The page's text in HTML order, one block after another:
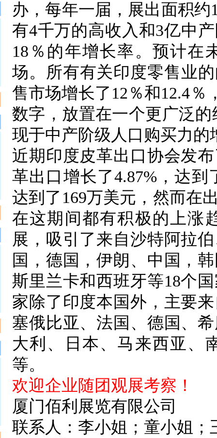
办，每年一届，展出面积
有4千万的高收入和3亿中
18％的年增长率。预计在
场。所有有关印度零售业
售市场增长了12％和12.4％
数字，放置在一个更广泛
现于中产阶级人口购买力的
近期印度皮革出口协会发
革出口增长了4.87%，达
达到了169万美元，然而在
在这期间都有积极的上涨
展，吸引了来自沙特阿拉
国，德国，伊朗、中国，
斯里兰卡和西班牙等18个
家除了印度本国外，主要
塞俄比亚、法国、德国、
大利、日本、马来西亚、
等。
欢迎企业随团观展考察！
厦门佰利展览有限公司
联系人：李小姐；童小姐